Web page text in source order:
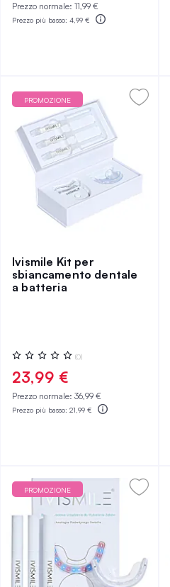
Prezzo normale: 11,99 €
Prezzo più basso: 4,99 €
PROMOZIONE
Ivismile Kit per
sbiancamento dentale
a batteria
Valutazione:
0%
(0)
23,99 €
Prezzo normale: 36,99 €
Prezzo più basso: 21,99 €
PROMOZIONE